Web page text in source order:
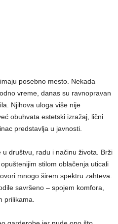
posebno mesto. Nekada
vreme, danas su ravnopravan
Njihova uloga više nije
obuhvata estetski izražaj, lični
predstavlja u javnosti.
društvu, radu i načinu života. Brži
stilom oblačenja uticali
mnogo širem spektru zahteva.
savršeno – spojem komfora,
prilikama.